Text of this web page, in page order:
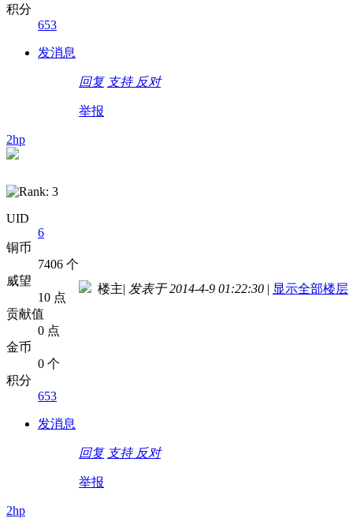
积分
653
发消息
回复 支持 反对
举报
2hp
UID
6
铜币
7406 个
威望
10 点
贡献值
0 点
金币
0 个
积分
653
发消息
楼主| 发表于 2014-4-9 01:22:30 | 显示全部楼层
回复 支持 反对
举报
2hp